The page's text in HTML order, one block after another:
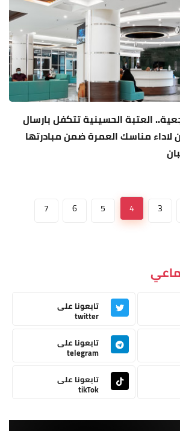
العتبة الحسينية تتكفل بارسال
لاداء مناسك العمرة ضمن مبادرتها
3
4
5
6
7
تابعونا على
twitter
تابعونا على
telegram
تابعونا على
tikTok